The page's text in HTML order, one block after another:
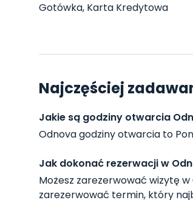
Gotówka, Karta Kredytowa
Najczęściej
Jakie są godziny otwarcia
Odnova godziny otwarcia to
Jak dokonać rezerwacji w
Możesz zarezerwować wizytę
zarezerwować termin, który